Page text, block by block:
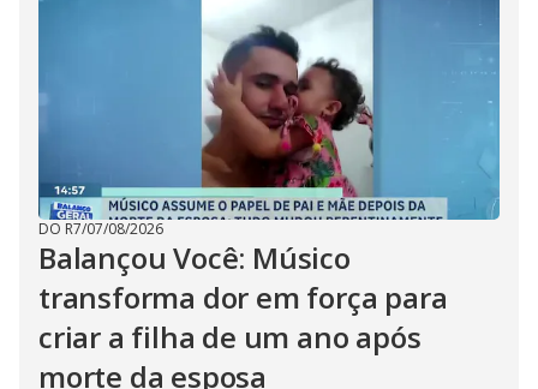
DO R7/07/08/2026
Balançou Você: Músico
transforma dor em força para
criar a filha de um ano após
morte da esposa